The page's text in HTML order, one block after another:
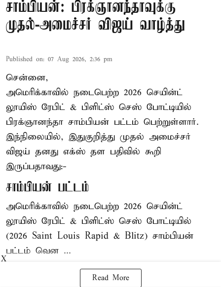
சாம்பியன்: பிரக்ஞானந்தாவுக்கு
முதல்-அமைச்சர் விஜய் வாழ்த்து
Published on: 07 Aug 2026, 2:36 pm
சென்னை,
அமெரிக்காவில் நடைபெற்ற 2026 செயின்ட்
லூயிஸ் ரேபிட் & பிளிட்ஸ் செஸ் போட்டியில்
பிரக்ஞானந்தா சாம்பியன் பட்டம் பெற்றுள்ளார்.
இந்நிலையில், இதுகுறித்து முதல் அமைச்சர்
விஜய் தனது எக்ஸ் தள பதிவில் கூறி
இருப்பதாவது:-
சாம்பியன் பட்டம்
அமெரிக்காவில் நடைபெற்ற 2026 செயின்ட்
லூயிஸ் ரேபிட் & பிளிட்ஸ் செஸ் போட்டியில்
(2026 Saint Louis Rapid & Blitz) சாம்பியன்
பட்டம் வென ...
Read More
X